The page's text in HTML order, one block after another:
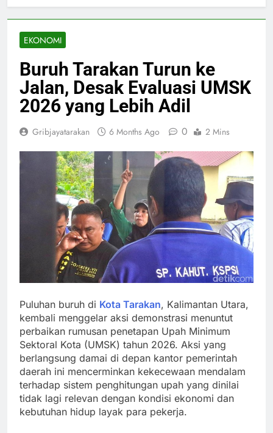
EKONOMI
Buruh Tarakan Turun ke
Jalan, Desak Evaluasi UMSK
2026 yang Lebih Adil
Gribjayatarakan 6 Months Ago 0 2 Mins
Puluhan buruh di Kota Tarakan, Kalimantan Utara,
kembali menggelar aksi demonstrasi menuntut
perbaikan rumusan penetapan Upah Minimum
Sektoral Kota (UMSK) tahun 2026. Aksi yang
berlangsung damai di depan kantor pemerintah
daerah ini mencerminkan kekecewaan mendalam
terhadap sistem penghitungan upah yang dinilai
tidak lagi relevan dengan kondisi ekonomi dan
kebutuhan hidup layak para pekerja.